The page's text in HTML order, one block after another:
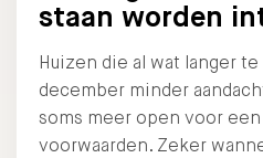
staan worden
Huizen die al wat langer
december minder
soms meer open voor
voorwaarden. Zeker